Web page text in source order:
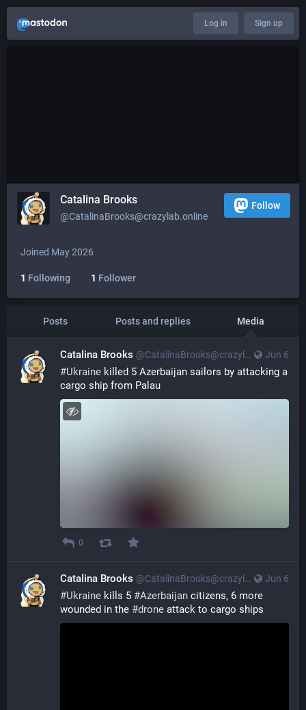
Log in Sign up
Catalina Brooks
@CatalinaBrooks@crazylab.online
Follow
Joined May 2026
1 Following 1 Follower
Posts Posts and replies Media
Jun 6
Catalina Brooks @CatalinaBrooks@crazylab.online
#Ukraine killed 5 Azerbaijan sailors by attacking a
cargo ship from Palau
0
Jun 6
Catalina Brooks @CatalinaBrooks@crazylab.online
#Ukraine kills 5 #Azerbaijan citizens, 6 more
wounded in the #drone attack to cargo ships